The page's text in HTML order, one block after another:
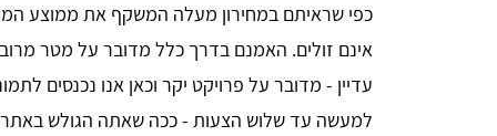
כפי שראיתם במחירון מעלה המשקף את ממוצע
אינם זולים. האמנם בדרך כלל מדובר על מטר
עדיין - מדובר על פרויקט יקר וכאן אנו נכנסים
למעשה עד שלוש הצעות - ככה שאתה הגולש